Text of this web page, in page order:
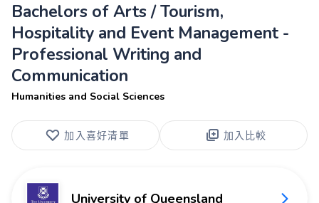
Bachelors of Arts / Tourism,
Hospitality and Event Management -
Professional Writing and
Communication
Humanities and Social Sciences
加入喜好清單 加入比較
University of Queensland